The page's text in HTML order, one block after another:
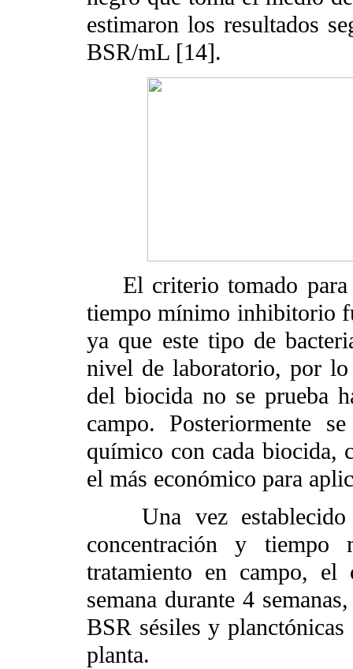
estimaron los resultados
BSR/mL [14].
El criterio tomado para
tiempo mínimo inhibitorio
ya que este tipo de
nivel de laboratorio, por lo
del biocida no se prueba
campo. Posteriormente
químico con cada biocida,
el más económico para
Una vez establecido
concentración y
tratamiento en campo,
semana durante 4
BSR sésiles y
planta.